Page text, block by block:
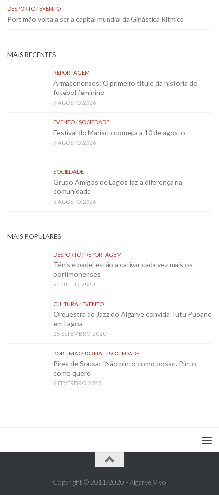
DESPORTO/EVENTO
Portimão volta a ser a capital mundial da Ginástica Rítmica
MAIS RECENTES
REPORTAGEM
Armacenenses: O primeiro título da história do
futebol feminino
7 AGOSTO, 2026
EVENTO/SOCIEDADE
Festival do Marisco começa a 10 de agosto
7 AGOSTO, 2026
SOCIEDADE
Grupo Amigos de Lagos faz a diferença na
comunidade
6 AGOSTO, 2026
MAIS POPULARES
DESPORTO/REPORTAGEM
Ténis e padel estão a cativar cada vez mais os
portimonenses
24 JULHO, 2020
CULTURA/EVENTO
Orquestra de Jazz do Algarve convida Tutu Puoane
em Lagoa
25 SETEMBRO, 2020
PORTIMÃO JORNAL /SOCIEDADE
Pires de Sousa: “Não pinto como posso. Pinto
como quero”
6 FEVEREIRO, 2023
Copyright © 2011/2020 - Algarve Vivo